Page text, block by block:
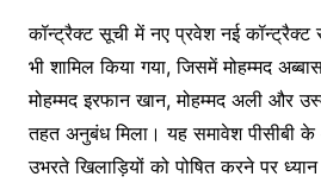
कॉन्ट्रैक्ट सूची में नए प्रवेश नई कॉन्ट्रैक्ट
भी शामिल किया गया, जिसमें मोहम्मद
मोहम्मद इरफान खान, मोहम्मद अली और
तहत अनुबंध मिला। यह समावेश पीसीबी
उभरते खिलाड़ियों को पोषित करने पर